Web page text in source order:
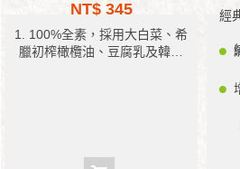
NT$ 345
1. 100%全素，採用大白菜、希
臘初榨橄欖油、豆腐乳及韓國
者三餐良伴。
經